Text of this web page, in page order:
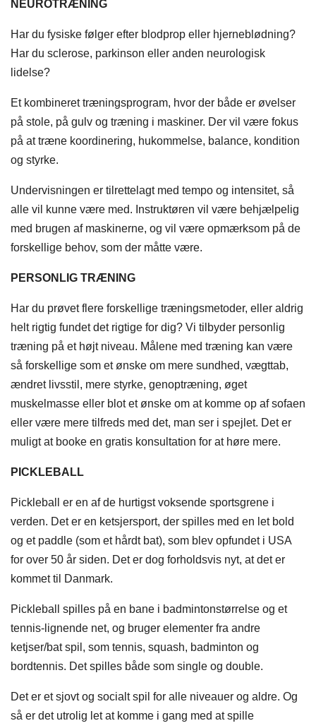
NEUROTRÆNING
Har du fysiske følger efter blodprop eller hjerneblødning?
Har du sclerose, parkinson eller anden neurologisk
lidelse?
Et kombineret træningsprogram, hvor der både er øvelser
på stole, på gulv og træning i maskiner. Der vil være fokus
på at træne koordinering, hukommelse, balance, kondition
og styrke.
Undervisningen er tilrettelagt med tempo og intensitet, så
alle vil kunne være med. Instruktøren vil være behjælpelig
med brugen af maskinerne, og vil være opmærksom på de
forskellige behov, som der måtte være.
PERSONLIG TRÆNING
Har du prøvet flere forskellige træningsmetoder, eller aldrig
helt rigtig fundet det rigtige for dig? Vi tilbyder personlig
træning på et højt niveau. Målene med træning kan være
så forskellige som et ønske om mere sundhed, vægttab,
ændret livsstil, mere styrke, genoptræning, øget
muskelmasse eller blot et ønske om at komme op af sofaen
eller være mere tilfreds med det, man ser i spejlet. Det er
muligt at booke en gratis konsultation for at høre mere.
PICKLEBALL
Pickleball er en af de hurtigst voksende sportsgrene i
verden. Det er en ketsjersport, der spilles med en let bold
og et paddle (som et hårdt bat), som blev opfundet i USA
for over 50 år siden. Det er dog forholdsvis nyt, at det er
kommet til Danmark.
Pickleball spilles på en bane i badmintonstørrelse og et
tennis-lignende net, og bruger elementer fra andre
ketjser/bat spil, som tennis, squash, badminton og
bordtennis. Det spilles både som single og double.
Det er et sjovt og socialt spil for alle niveauer og aldre. Og
så er det utrolig let at komme i gang med at spille